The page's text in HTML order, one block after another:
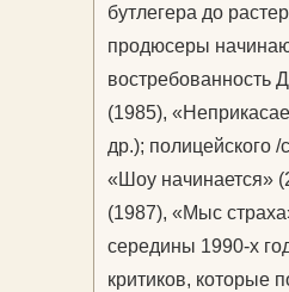
бутлегера до
продюсеры
востребованность
(1985),
др.); полицейского
«Шоу начинается»
(1987), «Мыс
середины 1990-х
критиков, которые